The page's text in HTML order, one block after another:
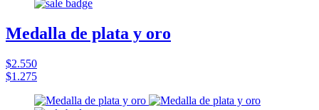
Medalla de plata y oro
$2.550
$1.275